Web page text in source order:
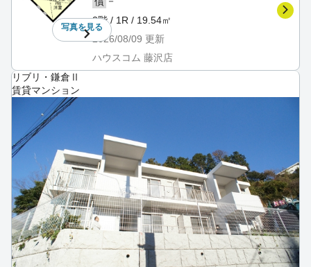
写真を見る
2階 / 1R / 19.54㎡
2026/08/09 更新
ハウスコム 藤沢店
リブリ・鎌倉Ⅱ
賃貸マンション